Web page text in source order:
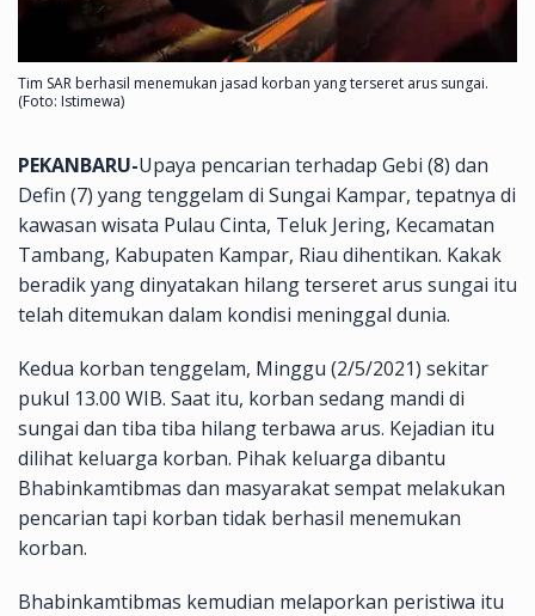
Tim SAR berhasil menemukan jasad korban yang terseret arus sungai.
(Foto: Istimewa)
PEKANBARU-Upaya pencarian terhadap Gebi (8) dan
Defin (7) yang tenggelam di Sungai Kampar, tepatnya di
kawasan wisata Pulau Cinta, Teluk Jering, Kecamatan
Tambang, Kabupaten Kampar, Riau dihentikan. Kakak
beradik yang dinyatakan hilang terseret arus sungai itu
telah ditemukan dalam kondisi meninggal dunia.
Kedua korban tenggelam, Minggu (2/5/2021) sekitar
pukul 13.00 WIB. Saat itu, korban sedang mandi di
sungai dan tiba tiba hilang terbawa arus. Kejadian itu
dilihat keluarga korban. Pihak keluarga dibantu
Bhabinkamtibmas dan masyarakat sempat melakukan
pencarian tapi korban tidak berhasil menemukan
korban.
Bhabinkamtibmas kemudian melaporkan peristiwa itu